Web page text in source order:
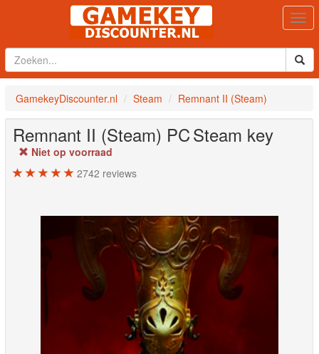
GamekeyDiscounter.nl Steam Remnant II (Steam)
Remnant II (Steam) PCSteam key
Niet op voorraad
2742 reviews